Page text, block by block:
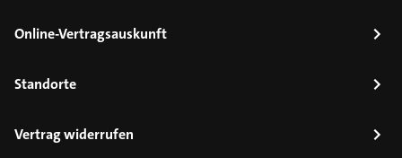
Online-Vertragsauskunft
Standorte
Vertrag widerrufen